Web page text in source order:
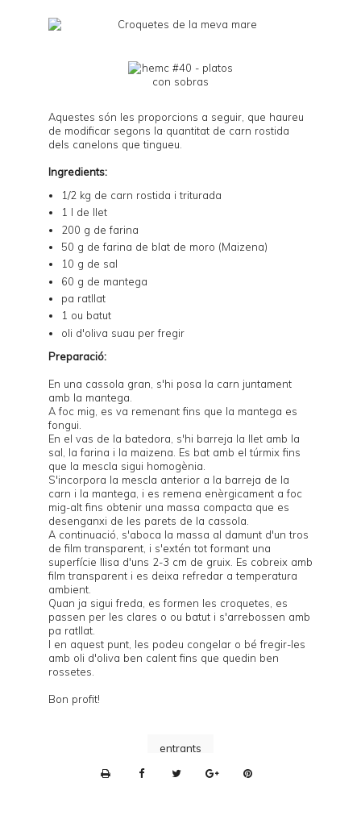
Aquestes són les proporcions a seguir, que haureu
de modificar segons la quantitat de carn rostida
dels canelons que tingueu.
Ingredients:
1/2 kg de carn rostida i triturada
1 l de llet
200 g de farina
50 g de farina de blat de moro (Maizena)
10 g de sal
60 g de mantega
pa ratllat
1 ou batut
oli d'oliva suau per fregir
Preparació:
En una cassola gran, s'hi posa la carn juntament
amb la mantega.
A foc mig, es va remenant fins que la mantega es
fongui.
En el vas de la batedora, s'hi barreja la llet amb la
sal, la farina i la maizena. Es bat amb el túrmix fins
que la mescla sigui homogènia.
S'incorpora la mescla anterior a la barreja de la
carn i la mantega, i es remena enèrgicament a foc
mig-alt fins obtenir una massa compacta que es
desenganxi de les parets de la cassola.
A continuació, s'aboca la massa al damunt d'un tros
de film transparent, i s'extén tot formant una
superfície llisa d'uns 2-3 cm de gruix. Es cobreix amb
film transparent i es deixa refredar a temperatura
ambient.
Quan ja sigui freda, es formen les croquetes, es
passen per les clares o ou batut i s'arrebossen amb
pa ratllat.
I en aquest punt, les podeu congelar o bé fregir-les
amb oli d'oliva ben calent fins que quedin ben
rossetes.
Bon profit!
entrants